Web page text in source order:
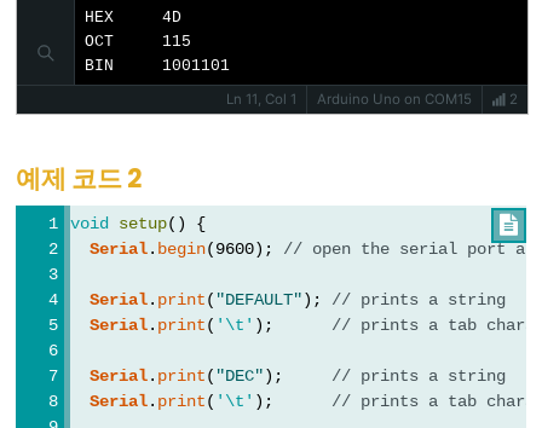
noTone()
pulseIn()
pulseInLong()
shiftOut()
tone()
Serial
Serial
void loop() {
HEX	4D
OCT	115
BIN	1001101
Ln 11, Col 1
Arduino Uno on COM15 2
예제 코드 2

void setup() {
Serial. begin(9600); // open the serial port at
Serial. print( "DEFAULT"); // prints a string
Serial. print( '\t' ); // prints a tab
Serial. print( "DEC"); // prints a string
Serial. print( '\t' ); // prints a tab